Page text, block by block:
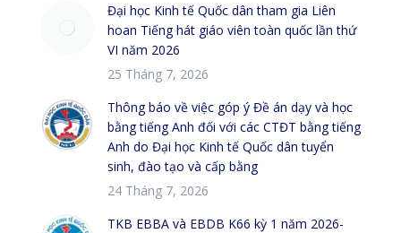
Đại học Kinh tế Quốc dân tham gia Liên
hoan Tiếng hát giáo viên toàn quốc lần thứ
VI năm 2026
25 Tháng 7, 2026
Thông báo về việc góp ý Đề án dạy và học
bằng tiếng Anh đối với các CTĐT bằng tiếng
Anh do Đại học Kinh tế Quốc dân tuyển
sinh, đào tạo và cấp bằng
24 Tháng 7, 2026
TKB EBBA và EBDB K66 kỳ 1 năm 2026-